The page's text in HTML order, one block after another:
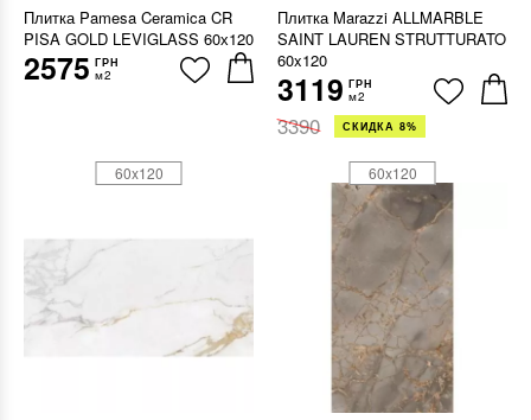
Плитка Pamesa Ceramica CR
PISA GOLD LEVIGLASS 60х120
2575 ГРН
м2
Плитка Marazzi ALLMARBLE
SAINT LAUREN STRUTTURATO
60x120
3119 ГРН
м2
3390 СКИДКА 8%
60x120 60x120